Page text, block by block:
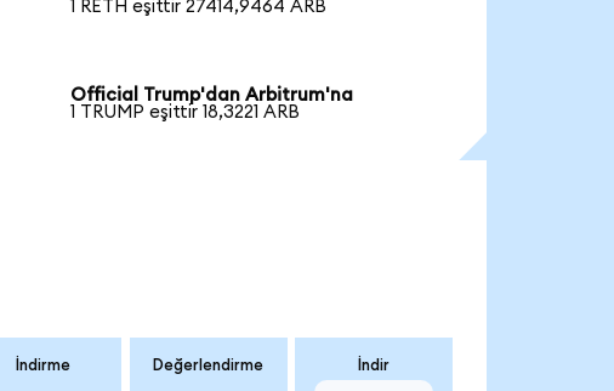
1 RETH eşittir 27414,9464 ARB
Official Trump'dan Arbitrum'na
1 TRUMP eşittir 18,3221 ARB
İndirme Değerlendirme İndir